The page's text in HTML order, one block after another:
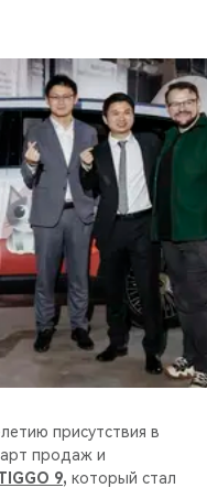
присутствия в
продаж и
9, который стал